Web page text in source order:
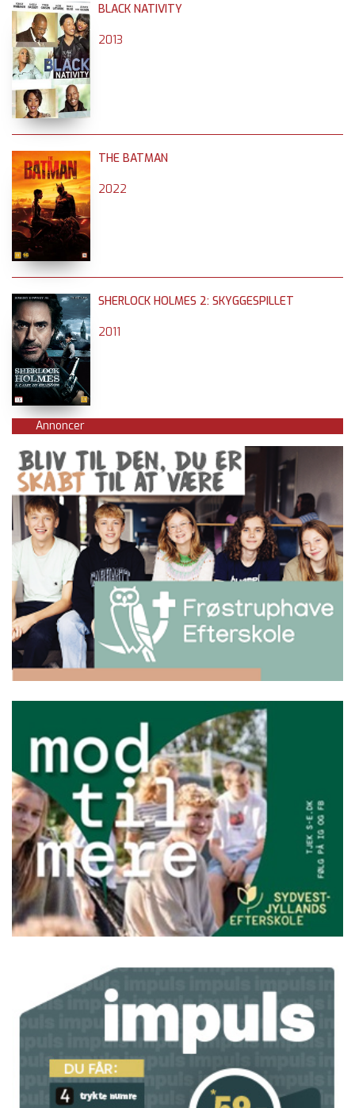
BLACK NATIVITY
2013
THE BATMAN
2022
SHERLOCK HOLMES 2: SKYGGESPILLET
2011
Annoncer